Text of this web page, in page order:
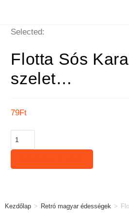
Selected:
Flotta Sós
szelet…
79Ft
Kezdőlap > Retró magyar édességek >